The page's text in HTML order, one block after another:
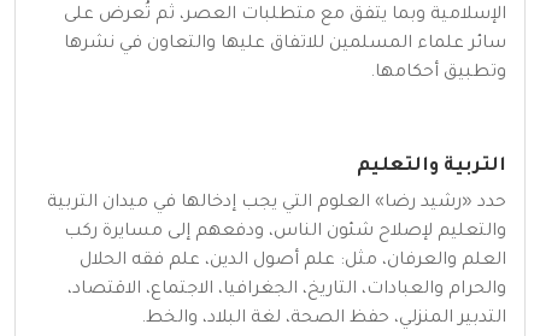
الإسلامية وبما يتفق مع متطلبات العصر، ثم تُعرض على
سائر علماء المسلمين للاتفاق عليها والتعاون في نشرها
وتطبيق أحكامها.
التربية والتعليم
حدد «رشيد رضا» العلوم التي يجب إدخالها في ميدان التربية
والتعليم لإصلاح شئون الناس، ودفعهم إلى مسايرة ركب
العلم والعرفان، مثل: علم أصول الدين، علم فقه الحلال
والحرام والعبادات، التاريخ، الجغرافيا، الاجتماع، الاقتصاد،
التدبير المنزلي، حفظ الصحة، لغة البلاد، والخط.